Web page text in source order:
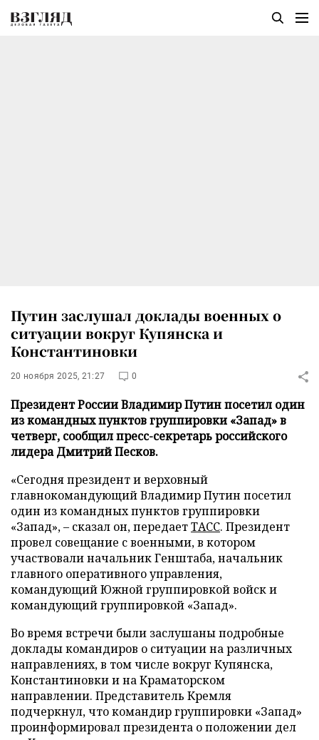
Путин заслушал доклады военных о
ситуации вокруг Купянска и
Константиновки
20 ноября 2025, 21:27 0
Президент России Владимир Путин посетил один
из командных пунктов группировки «Запад» в
четверг, сообщил пресс-секретарь российского
лидера Дмитрий Песков.
«Сегодня президент и верховный
главнокомандующий Владимир Путин посетил
один из командных пунктов группировки
«Запад», – сказал он, передаетТАСС. Президент
провел совещание с военными, в котором
участвовали начальник Генштаба, начальник
главного оперативного управления,
командующий Южной группировкой войск и
командующий группировкой «Запад».
Во время встречи были заслушаны подробные
доклады командиров о ситуации на различных
направлениях, в том числе вокруг Купянска,
Константиновки и на Краматорском
направлении. Представитель Кремля
подчеркнул, что командир группировки «Запад»
проинформировал президента о положении дел